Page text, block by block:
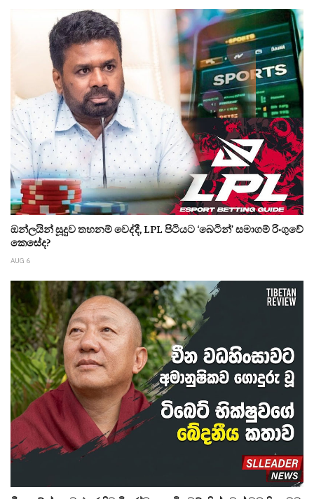
ඔන්ලයින් සූදුව තහනම් වෙද්දී, LPL පිටියට ‘බෙටින්’ සමාගම් රිංගුවේ
කෙසේද?
AUG 6